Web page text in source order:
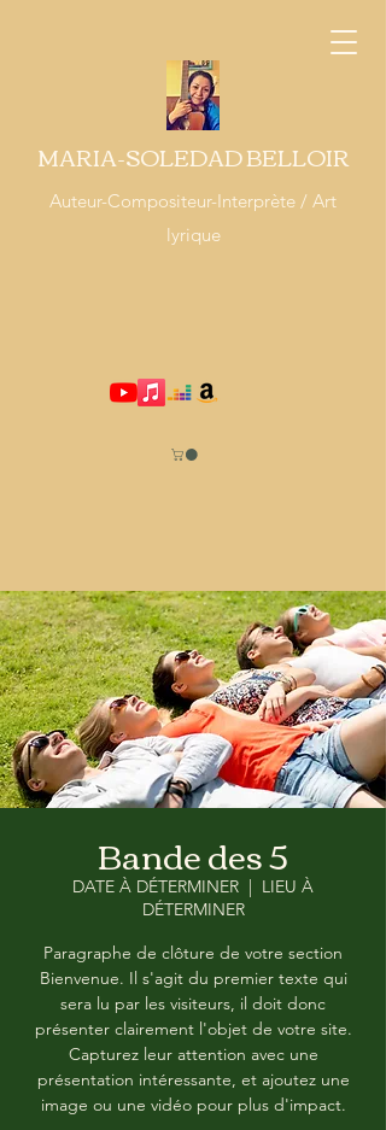
MARIA-SOLEDAD BELLOIR
Auteur-Compositeur-Interprète / Art
lyrique
Bande des 5
DATE À DÉTERMINER
  |
LIEU À
DÉTERMINER
Paragraphe de clôture de votre section
Bienvenue. Il s'agit du premier texte qui
sera lu par les visiteurs, il doit donc
présenter clairement l'objet de votre site.
Capturez leur attention avec une
présentation intéressante, et ajoutez une
image ou une vidéo pour plus d'impact.